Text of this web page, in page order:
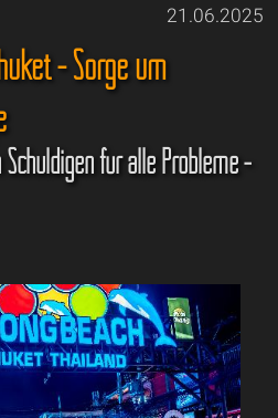
21.06.2025
- Sorge um
für alle Probleme -